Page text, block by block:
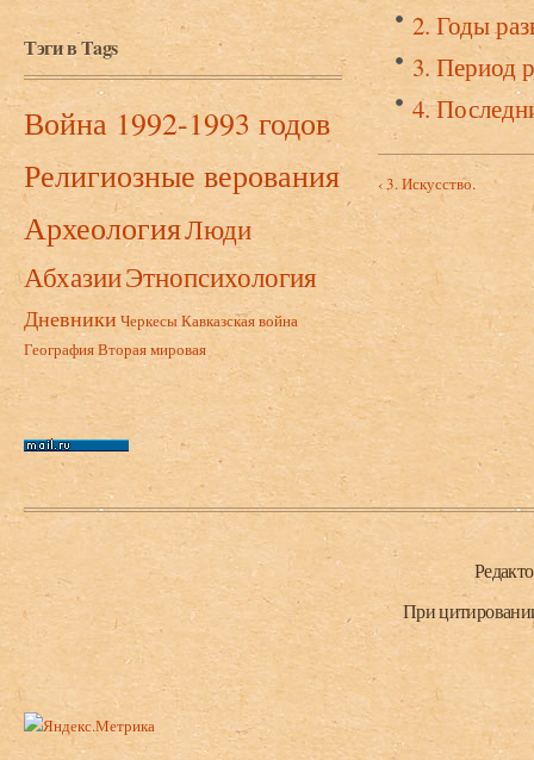
Тэги в Tags
Война 1992-1993 годов
Религиозные верования
АрхеологияЛюди
АбхазииЭтнопсихология
Дневники ЧеркесыКавказская война
ГеографияВторая мировая
2. Годы
3. Период
4.
‹ 3. Искусство.
Нижний колонтитул
При